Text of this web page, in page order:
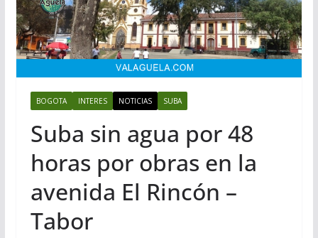
BOGOTA INTERES NOTICIAS SUBA
Suba sin agua por 48
horas por obras en la
avenida El Rincón –
Tabor